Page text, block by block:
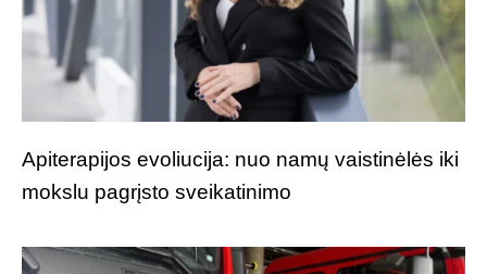
Apiterapijos evoliucija: nuo namų vaistinėlės iki
mokslu pagrįsto sveikatinimo